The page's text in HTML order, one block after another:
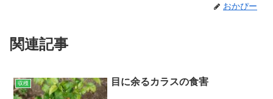
おかぴー
関連記事
収穫 目に余るカラスの食害